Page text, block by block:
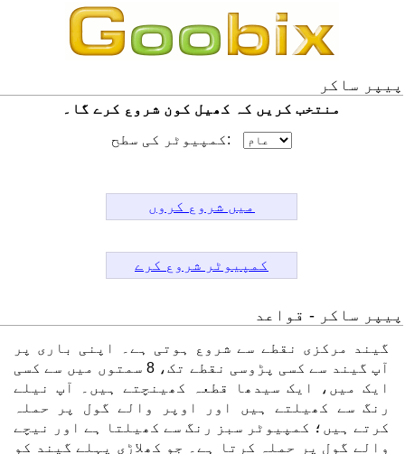
پیپر ساکر
منتخب کریں کہ کھیل کون شروع کرے گا۔
کمپیوٹر کی سطح:
میں شروع کروں
کمپیوٹر شروع کرے
پیپر ساکر - قواعد
گیند مرکزی نقطے سے شروع ہوتی ہے۔ اپنی باری پر
آپ گیند سے کسی پڑوسی نقطے تک، 8 سمتوں میں سے کسی
ایک میں، ایک سیدھا قطعہ کھینچتے ہیں۔ آپ نیلے
رنگ سے کھیلتے ہیں اور اوپر والے گول پر حملہ
کرتے ہیں؛ کمپیوٹر سبز رنگ سے کھیلتا ہے اور نیچے
والے گول پر حملہ کرتا ہے۔ جو کھلاڑی پہلے گیند کو